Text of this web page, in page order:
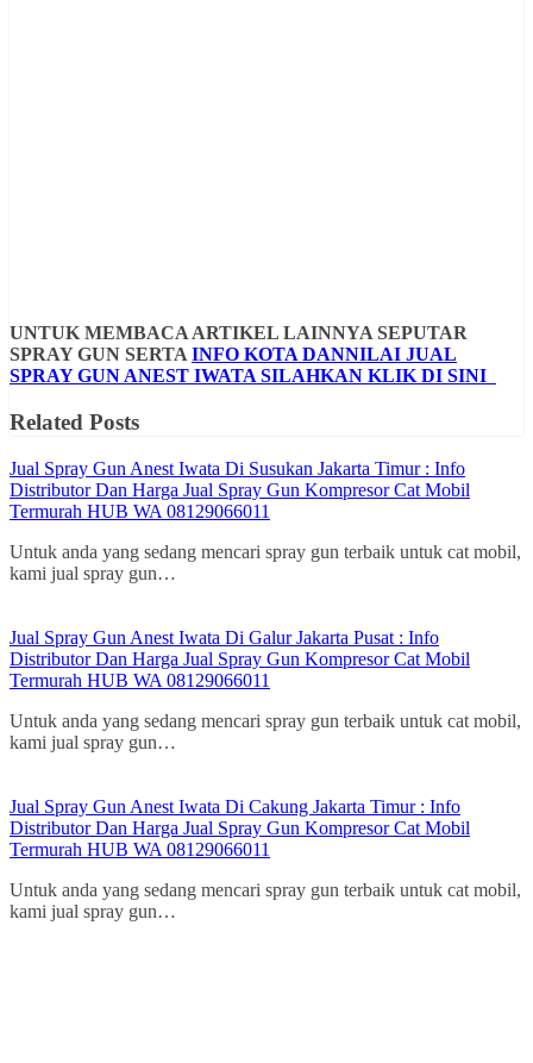
UNTUK MEMBACA ARTIKEL LAINNYA SEPUTAR
SPRAY GUN SERTA INFO KOTA DANNILAI JUAL
SPRAY GUN ANEST IWATA SILAHKAN KLIK DI SINI
Related Posts
Jual Spray Gun Anest Iwata Di Susukan Jakarta Timur : Info
Distributor Dan Harga Jual Spray Gun Kompresor Cat Mobil
Termurah HUB WA 08129066011
Untuk anda yang sedang mencari spray gun terbaik untuk cat mobil,
kami jual spray gun…
Jual Spray Gun Anest Iwata Di Galur Jakarta Pusat : Info
Distributor Dan Harga Jual Spray Gun Kompresor Cat Mobil
Termurah HUB WA 08129066011
Untuk anda yang sedang mencari spray gun terbaik untuk cat mobil,
kami jual spray gun…
Jual Spray Gun Anest Iwata Di Cakung Jakarta Timur : Info
Distributor Dan Harga Jual Spray Gun Kompresor Cat Mobil
Termurah HUB WA 08129066011
Untuk anda yang sedang mencari spray gun terbaik untuk cat mobil,
kami jual spray gun…